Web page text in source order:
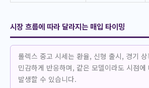
시장 흐름에 따라 달라지는 매입 타이밍
롤렉스 중고 시세는 환율, 신형 출시, 경기
민감하게 반응하며, 같은 모델이라도 시점
발생할 수 있습니다.